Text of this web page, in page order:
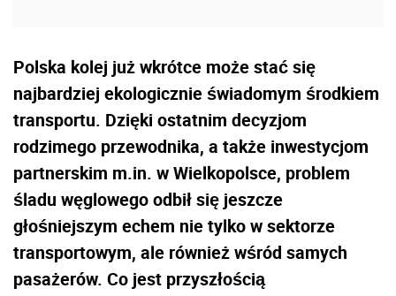
Polska kolej już wkrótce może stać się
najbardziej ekologicznie świadomym środkiem
transportu. Dzięki ostatnim decyzjom
rodzimego przewodnika, a także inwestycjom
partnerskim m.in. w Wielkopolsce, problem
śladu węglowego odbił się jeszcze
głośniejszym echem nie tylko w sektorze
transportowym, ale również wśród samych
pasażerów. Co jest przyszłością